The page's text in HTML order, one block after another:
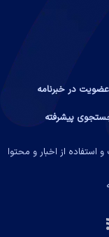
عضویت در خبرنامه
پیشرفته
استفاده از اخبار و محتوا